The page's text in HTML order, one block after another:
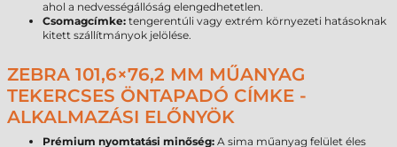
ahol a nedvességállóság elengedhetetlen.
Csomagcímke: tengerentúli vagy extrém környezeti hatásoknak
kitett szállítmányok jelölése.
ZEBRA 101,6×76,2 MM MŰANYAG
TEKERCSES ÖNTAPADÓ CÍMKE -
ALKALMAZÁSI ELŐNYÖK
Prémium nyomtatási minőség: A sima műanyag felület éles